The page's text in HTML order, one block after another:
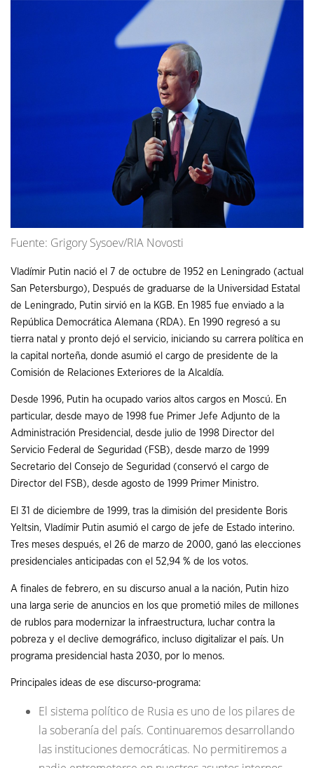
Fuente: Grigory Sysoev/RIA Novosti
Vladímir Putin nació el 7 de octubre de 1952 en Leningrado (actual
San Petersburgo), Después de graduarse de la Universidad Estatal
de Leningrado, Putin sirvió en la KGB. En 1985 fue enviado a la
República Democrática Alemana (RDA). En 1990 regresó a su
tierra natal y pronto dejó el servicio, iniciando su carrera política en
la capital norteña, donde asumió el cargo de presidente de la
Comisión de Relaciones Exteriores de la Alcaldía.
Desde 1996, Putin ha ocupado varios altos cargos en Moscú. En
particular, desde mayo de 1998 fue Primer Jefe Adjunto de la
Administración Presidencial, desde julio de 1998 Director del
Servicio Federal de Seguridad (FSB), desde marzo de 1999
Secretario del Consejo de Seguridad (conservó el cargo de
Director del FSB), desde agosto de 1999 Primer Ministro.
El 31 de diciembre de 1999, tras la dimisión del presidente Boris
Yeltsin, Vladímir Putin asumió el cargo de jefe de Estado interino.
Tres meses después, el 26 de marzo de 2000, ganó las elecciones
presidenciales anticipadas con el 52,94 % de los votos.
A finales de febrero, en su discurso anual a la nación, Putin hizo
una larga serie de anuncios en los que prometió miles de millones
de rublos para modernizar la infraestructura, luchar contra la
pobreza y el declive demográfico, incluso digitalizar el país. Un
programa presidencial hasta 2030, por lo menos.
Principales ideas de ese discurso-programa:
El sistema político de Rusia es uno de los pilares de
la soberanía del país. Continuaremos desarrollando
las instituciones democráticas. No permitiremos a